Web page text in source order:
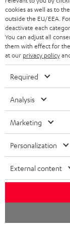
e
r
l
a
d
o
n
e
n
u
V
e
r
s
a
m
a
t
i
o
n
n
z
u
r
G
r
a
u
d
i
o
-
x
k
o
n
K
o
n
t
k
t
d
a
t
n
+49
Mo
cookies as well as to
outside the EU/EEA.
deactivate each
You can adjust all
them with effect for
at our privacy policy
Required
Analysis
Marketing
Personalization
External content